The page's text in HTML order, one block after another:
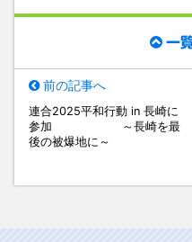
一
前の記事へ
連合2025平和行動 in 長崎に
参加 ～長崎を最
後の被爆地に～